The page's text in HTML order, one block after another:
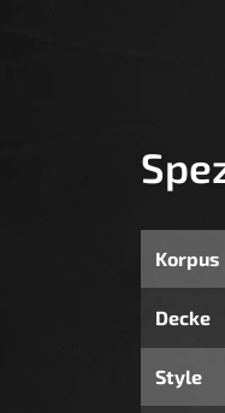
Korpus
Decke
Style